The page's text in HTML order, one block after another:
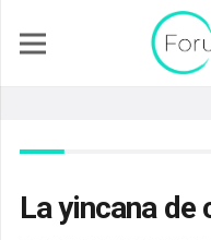
La yincana de